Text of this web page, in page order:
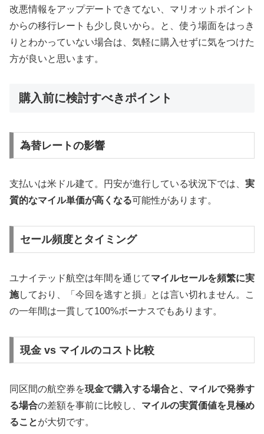
改悪情報をアップデートできてない、マリオットポイント
からの移行レートも少し良いから。と、使う場面をはっき
りとわかっていない場合は、気軽に購入せずに気をつけた
方が良いと思います。
購入前に検討すべきポイント
為替レートの影響
支払いは米ドル建て。円安が進行している状況下では、 実
質的なマイル単価が高くなる可能性があります。
セール頻度とタイミング
ユナイテッド航空は年間を通じてマイルセールを頻繁に実
施しており、「今回を逃すと損」とは言い切れません。こ
の一年間は一貫して100%ボーナスでもあります。
現金 vs マイルのコスト比較
同区間の航空券を現金で購入する場合と、マイルで発券す
る場合の差額を事前に比較し、 マイルの実質価値を見極め
ることが大切です。